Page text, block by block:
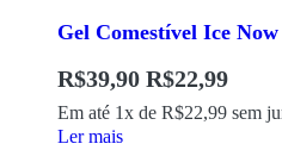
Gel Comestível Ice
R$39,90 R$22,99
Em até 1x de R$22,99 sem
Ler mais